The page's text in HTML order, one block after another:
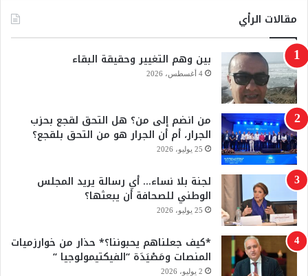
ب
و
ك
u
T
b
e
مقالات الرأي
بين وهم التغيير وحقيقة البقاء
4 أغسطس، 2026
من انضم إلى من؟ هل التحق لقجع بحزب
الجرار، أم أن الجرار هو من التحق بلقجع؟
25 يوليو، 2026
لجنة بلا نساء… أي رسالة يريد المجلس
الوطني للصحافة أن يبعثها؟
25 يوليو، 2026
*كيف جعلناهم يحبوننا؟* حذار من خوارزميات
المنصات ومَصْيَدَة “الفيكتيمولوجيا “
2 يوليو، 2026